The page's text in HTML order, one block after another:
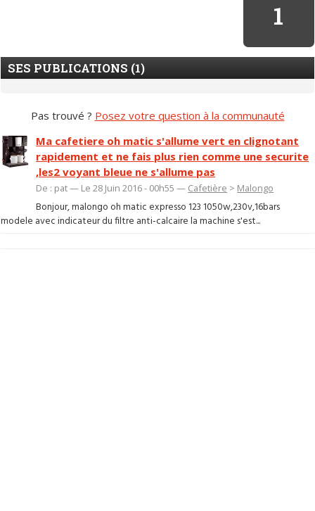
1
SES PUBLICATIONS (1)
Pas trouvé ? Posez votre question à la communauté
Ma cafetiere oh matic s'allume vert en clignotant
rapidement et ne fais plus rien comme une securite
,les2 voyant bleue ne s'allume pas
De : pat — Le 28 Juin 2016 - 00h55 — Cafetière > Malongo
Bonjour, malongo oh matic expresso 123 1050w,230v,16bars
modele avec indicateur du filtre anti-calcaire la machine s'est...